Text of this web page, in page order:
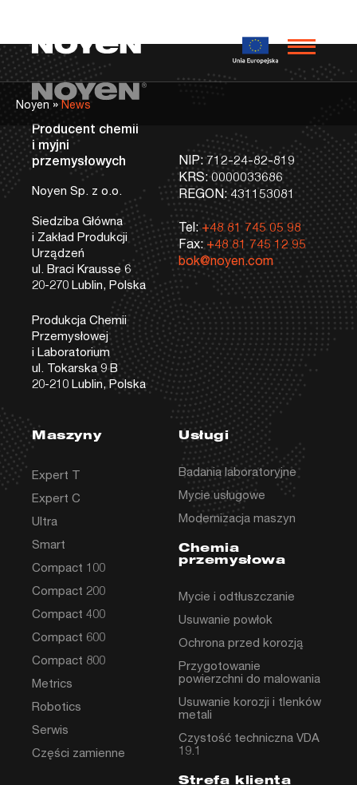
Noyen
Noyen»News
Stopka
Dane kontaktowe
Producent chemii
i myjni
przemysłowych
Noyen Sp. z o.o.
Siedziba Główna
i Zakład Produkcji
Urządzeń
ul. Braci Krausse 6
20-270 Lublin, Polska
Produkcja Chemii
Przemysłowej
i Laboratorium
ul. Tokarska 9 B
20-210 Lublin, Polska
NIP: 712-24-82-819
KRS: 0000033686
REGON: 431153081
Tel:+48 81 745 05 98
Fax:+48 81 745 12 95
bok@noyen.com
Maszyny
Expert T
Expert C
Ultra
Smart
Compact 100
Compact 200
Compact 400
Compact 600
Compact 800
Metrics
Robotics
Serwis
Części zamienne
Usługi
Badania laboratoryjne
Mycie usługowe
Modernizacja maszyn
Chemia
przemysłowa
Mycie i odtłuszczanie
Usuwanie powłok
Ochrona przed korozją
Przygotowanie
powierzchni do malowania
Usuwanie korozji i tlenków
metali
Czystość techniczna VDA
19.1
Strefa klienta